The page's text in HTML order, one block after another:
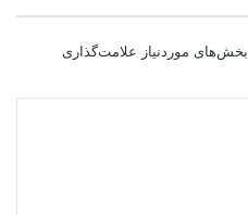
بخش‌های موردنیاز علامت‌گذاری